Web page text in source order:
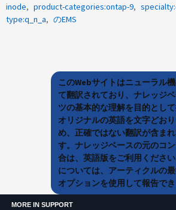
inode
product-categories:ontap-9
type:q_n_a
のEMS
このWebサイトはニューラル
て翻訳されており、ナレッジ
ツの基本的な理解を目的として
オリジナルの英語を文字どお
め、正確ではない翻訳が含ま
す。ナレッジベースの元のコ
合は、英語版をご利用くださ
については、アーティクルの
オプションを使用して報告でき
MORE IN SUPPORT